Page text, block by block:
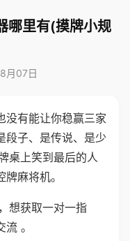
哪里有(摸牌小规
月07日
没有能让你稳赢三家
段子、是传说、是少
桌上笑到最后的人
麻将机。
想获取一对一指
。